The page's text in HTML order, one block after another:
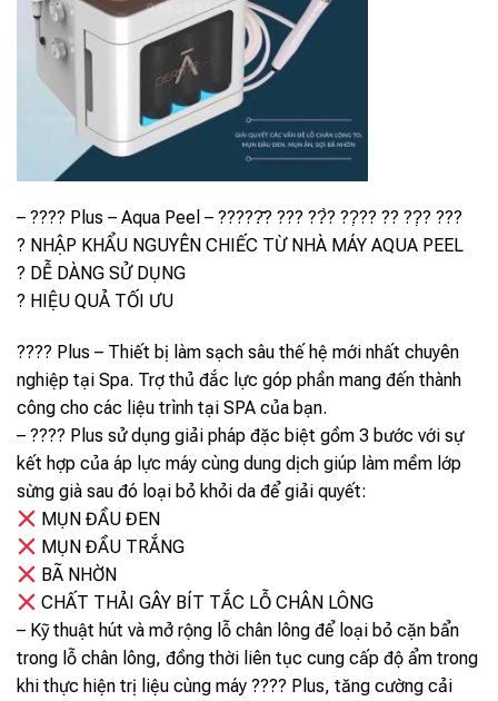
– ???? Plus – Aqua Peel – ?????̂? ??? ??̀? ??̣?? ?? ??̣? ???
? NHẬP KHẨU NGUYÊN CHIẾC TỪ NHÀ MÁY AQUA PEEL
? DỄ DÀNG SỬ DỤNG
? HIỆU QUẢ TỐI ƯU
???? Plus – Thiết bị làm sạch sâu thế hệ mới nhất chuyên
nghiệp tại Spa. Trợ thủ đắc lực góp phần mang đến thành
công cho các liệu trình tại SPA của bạn.
– ???? Plus sử dụng giải pháp đặc biệt gồm 3 bước với sự
kết hợp của áp lực máy cùng dung dịch giúp làm mềm lớp
sừng già sau đó loại bỏ khỏi da để giải quyết:
MỤN ĐẦU ĐEN
MỤN ĐẦU TRẮNG
BÃ NHỜN
CHẤT THẢI GÂY BÍT TẮC LỖ CHÂN LÔNG
– Kỹ thuật hút và mở rộng lỗ chân lông để loại bỏ cặn bẩn
trong lỗ chân lông, đồng thời liên tục cung cấp độ ẩm trong
khi thực hiện trị liệu cùng máy ???? Plus, tăng cường cải